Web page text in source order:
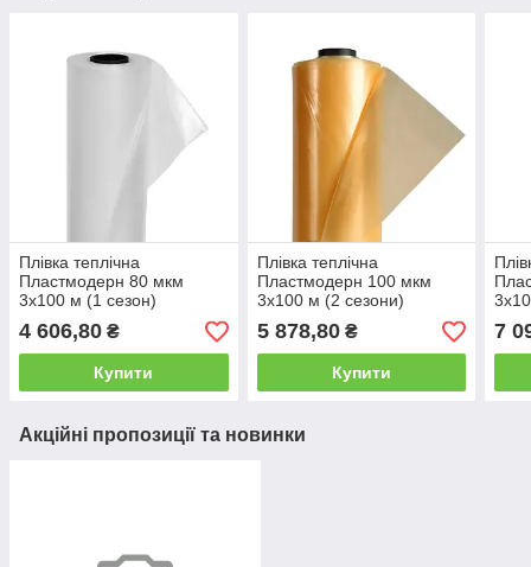
Плівка теплічна
Пластмодерн 80 мкм
3х100 м (1 сезон)
4 606,80 ₴
Купити
Плівка теплічна
Пластмодерн 100 мкм
3х100 м (2 сезони)
5 878,80₴
Купити
7
Акційні пропозиції та новинки